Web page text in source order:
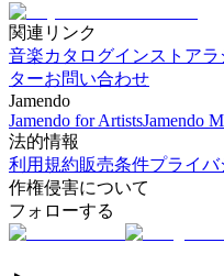
関連リンク
音楽カタログインストアラ
ターお問い合わせ
Jamendo
Jamendo for ArtistsJamendo
法的情報
利用規約販売条件プライ
作権侵害について
フォローする